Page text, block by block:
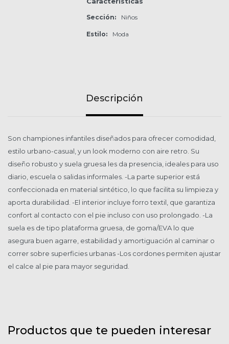
Sección Niños
Estilo Moda
Descripción
Son championes infantiles diseñados para ofrecer comodidad,
estilo urbano-casual, y un look moderno con aire retro. Su
diseño robusto y suela gruesa les da presencia, ideales para uso
diario, escuela o salidas informales. -La parte superior está
confeccionada en material sintético, lo que facilita su limpieza y
aporta durabilidad. -El interior incluye forro textil, que garantiza
confort al contacto con el pie incluso con uso prolongado. -La
suela es de tipo plataforma gruesa, de goma/EVA lo que
asegura buen agarre, estabilidad y amortiguación al caminar o
correr sobre superficies urbanas -Los cordones permiten ajustar
el calce al pie para mayor seguridad.
Productos que te pueden interesar